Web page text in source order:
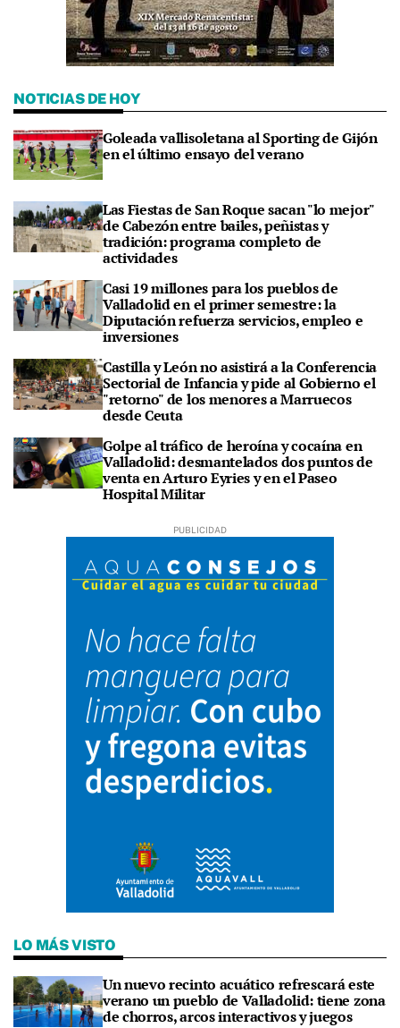
NOTICIAS DE HOY
Goleada vallisoletana al Sporting de Gijón
en el último ensayo del verano
Las Fiestas de San Roque sacan "lo mejor"
de Cabezón entre bailes, peñistas y
tradición: programa completo de
actividades
Casi 19 millones para los pueblos de
Valladolid en el primer semestre: la
Diputación refuerza servicios, empleo e
inversiones
Castilla y León no asistirá a la Conferencia
Sectorial de Infancia y pide al Gobierno el
"retorno" de los menores a Marruecos
desde Ceuta
Golpe al tráfico de heroína y cocaína en
Valladolid: desmantelados dos puntos de
venta en Arturo Eyries y en el Paseo
Hospital Militar
LO MÁS VISTO
Un nuevo recinto acuático refrescará este
verano un pueblo de Valladolid: tiene zona
de chorros, arcos interactivos y juegos